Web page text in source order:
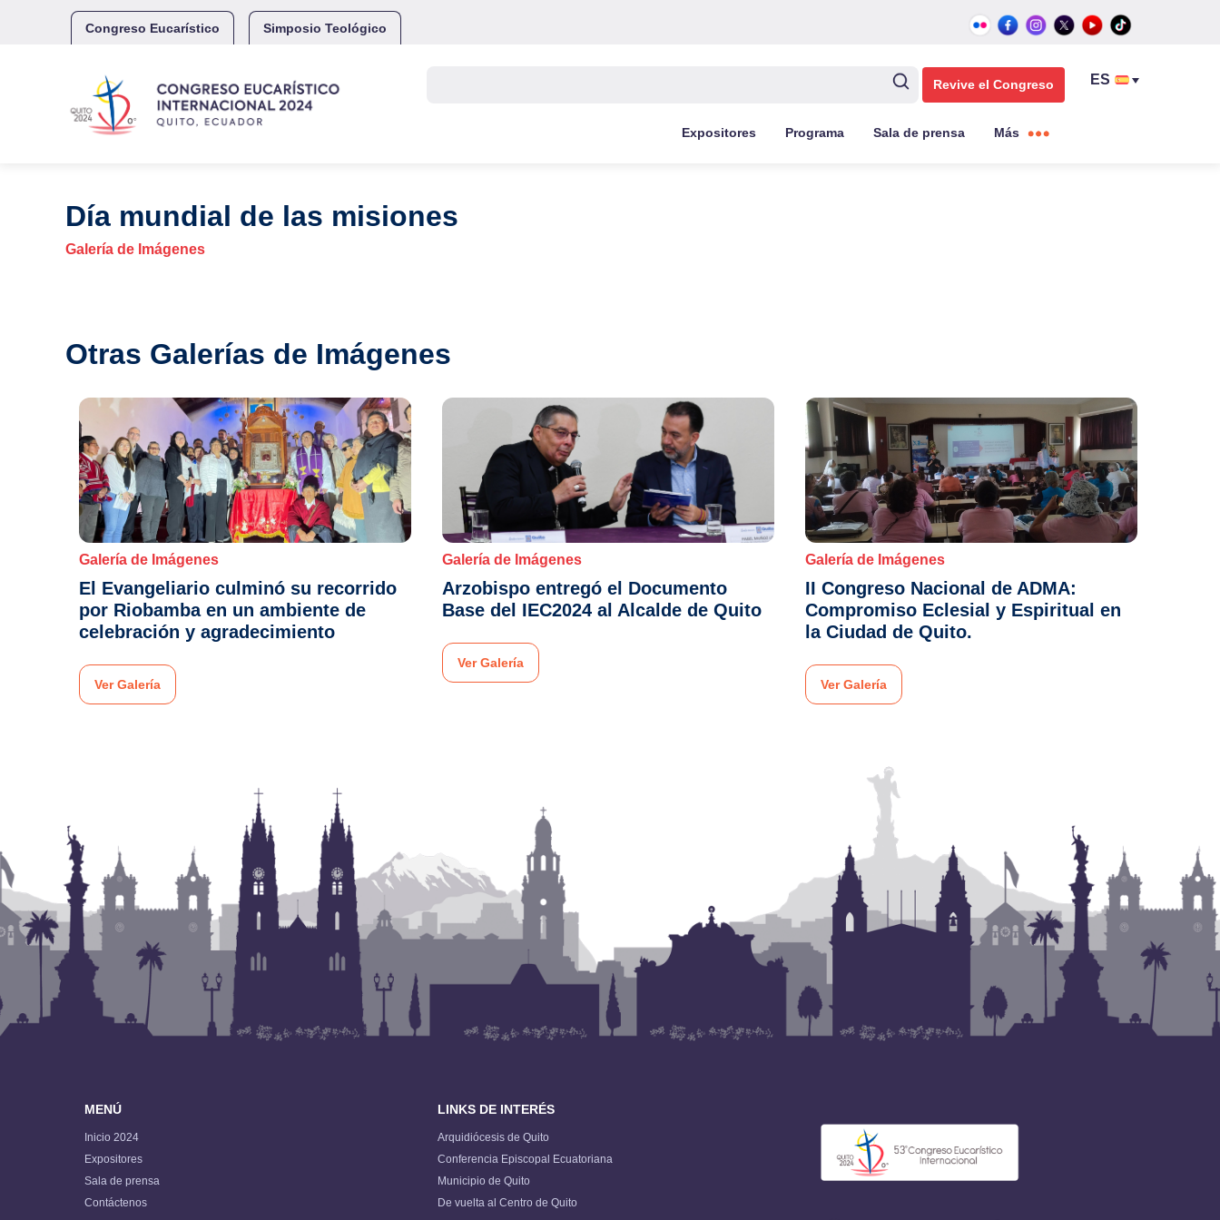
Congreso Eucarístico Simposio Teológico
Revive el Congreso
Expositores Programa Sala de prensa Más
Día mundial de las misiones
Galería de Imágenes
Otras Galerías de Imágenes
Galería de Imágenes
El Evangeliario culminó su recorrido
por Riobamba en un ambiente de
celebración y agradecimiento
Ver Galería
Galería de Imágenes
Arzobispo entregó el Documento
Base del IEC2024 al Alcalde de Quito
Ver Galería
Galería de Imágenes
II Congreso Nacional de ADMA:
Compromiso Eclesial y Espiritual en
la Ciudad de Quito.
Ver Galería
MENÚ
Inicio 2024
Expositores
Sala de prensa
Contáctenos
LINKS DE INTERÉS
Arquidiócesis de Quito
Conferencia Episcopal Ecuatoriana
Municipio de Quito
De vuelta al Centro de Quito